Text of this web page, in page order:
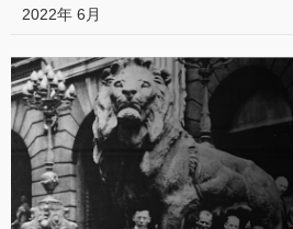
2022年 6月